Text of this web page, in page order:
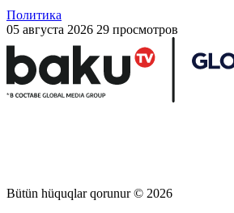
Политика
05 августа 2026 29 просмотров
Bütün hüquqlar qorunur © 2026